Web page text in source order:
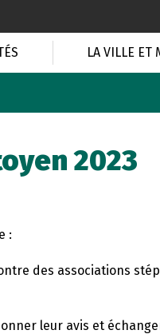
LA VILLE ET
2023
:
des associations
leur avis et